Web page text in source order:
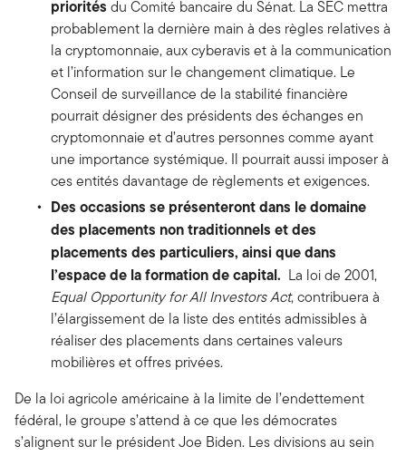
priorités du Comité bancaire du Sénat. La SEC mettra
probablement la dernière main à des règles relatives à
la cryptomonnaie, aux cyberavis et à la communication
et l’information sur le changement climatique. Le
Conseil de surveillance de la stabilité financière
pourrait désigner des présidents des échanges en
cryptomonnaie et d’autres personnes comme ayant
une importance systémique. Il pourrait aussi imposer à
ces entités davantage de règlements et exigences.
Des occasions se présenteront dans le domaine
des placements non traditionnels et des
placements des particuliers, ainsi que dans
l’espace de la formation de capital. La loi de 2001,
Equal Opportunity for All Investors Act, contribuera à
l’élargissement de la liste des entités admissibles à
réaliser des placements dans certaines valeurs
mobilières et offres privées.
De la loi agricole américaine à la limite de l’endettement
fédéral, le groupe s’attend à ce que les démocrates
s’alignent sur le président Joe Biden. Les divisions au sein